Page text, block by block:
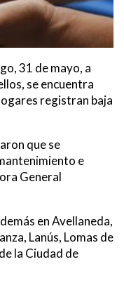
31 de mayo, a
se encuentra
registran baja
que se
e
General
en Avellaneda,
Lanús, Lomas de
la Ciudad de